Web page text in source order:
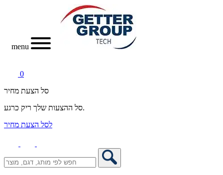
menu
0
סל הצעת מחיר
סל ההצעות שלך ריק כרגע.
לסל הצעת מחיר